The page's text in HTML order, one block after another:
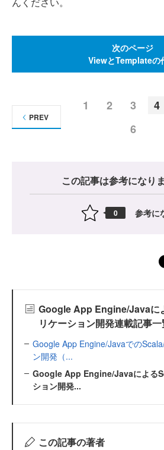
次のページ
ViewとTemplateの
1 2 3 4
6
PREV
この記事は参考になり
0 参考に
Google App Engine/Javaに
リケーション開発連載記事
Google App Engine/Javaでの
ン開発（...
Google App Engine/Javaによる
ション開発...
この記事の著者